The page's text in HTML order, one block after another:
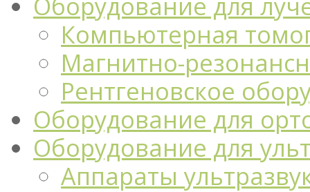
Компьютерная
Магнитно-
Рентгеновское
Оборудование для
Оборудование для
Аппараты